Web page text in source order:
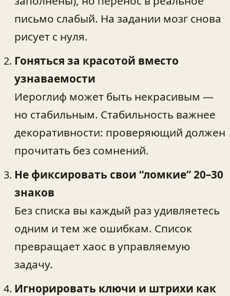
письмо слабый. На задании мозг снова
рисует с нуля.
Гоняться за красотой вместо
узнаваемости
Иероглиф может быть некрасивым —
но стабильным. Стабильность важнее
декоративности: проверяющий должен
прочитать без сомнений.
Не фиксировать свои “ломкие” 20–30
знаков
Без списка вы каждый раз удивляетесь
одним и тем же ошибкам. Список
превращает хаос в управляемую
задачу.
Игнорировать ключи и штрихи как